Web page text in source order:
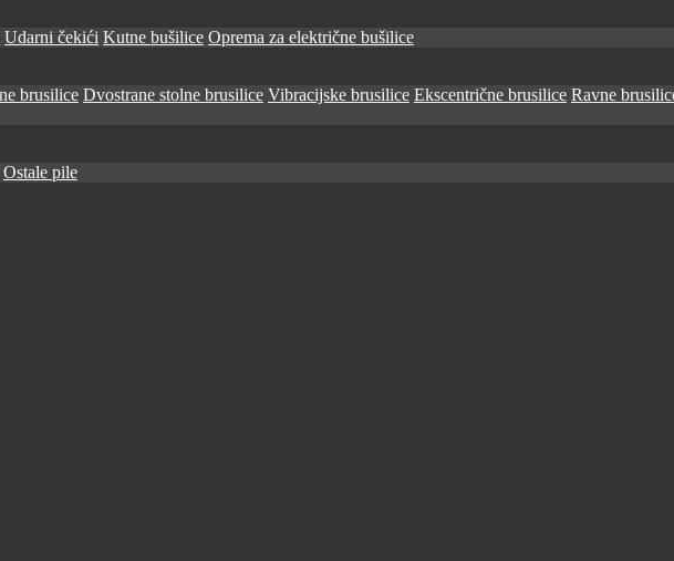
Udarni čekići Kutne bušilice Oprema za električne bušilice
brusilice Dvostrane stolne brusilice Vibracijske brusilice Ekscentrične brusilice Ravne
Ostale pile